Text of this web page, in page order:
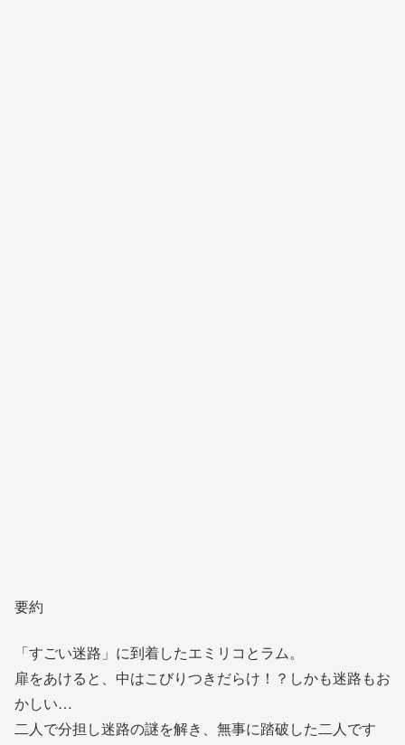
要約
「すごい迷路」に到着したエミリコとラム。
扉をあけると、中はこびりつきだらけ！？しかも迷路もお
かしい…
二人で分担し迷路の謎を解き、無事に踏破した二人です